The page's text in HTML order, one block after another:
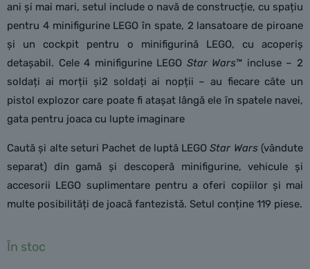
ani și mai mari, setul include o navă de construcție, cu spațiu
pentru 4 minifigurine LEGO în spate, 2 lansatoare de piroane
și un cockpit pentru o minifigurină LEGO, cu acoperiș
detașabil. Cele 4 minifigurine LEGO Star Wars™ incluse – 2
soldați ai morții și2 soldați ai nopții – au fiecare câte un
pistol explozor care poate fi atașat lângă ele în spatele navei,
gata pentru joaca cu lupte imaginare
Caută și alte seturi Pachet de luptă LEGOStar Wars (vândute
separat) din gamă și descoperă minifigurine, vehicule și
accesorii LEGO suplimentare pentru a oferi copiilor și mai
multe posibilități de joacă fantezistă. Setul conține 119 piese.
În stoc